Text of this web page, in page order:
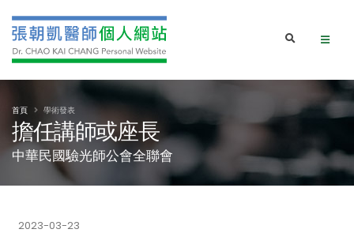
擔任講師或座長
中華民國驗光師公會全聯會
首頁 學術發表
2023-03-23